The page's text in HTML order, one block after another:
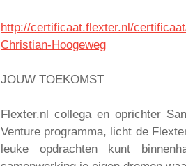
http://certificaat.flexter.nl/
Christian-Hoogeweg
JOUW TOEKOMST
Flexter.nl collega en oprichter
Venture programma, licht de
leuke opdrachten kunt